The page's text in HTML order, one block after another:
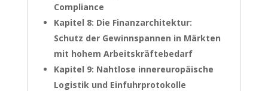
Compliance
Kapitel 8: Die Finanzarchitektur:
Schutz der Gewinnspannen in Märkten
mit hohem Arbeitskräftebedarf
Kapitel 9: Nahtlose innereuropäische
Logistik und Einfuhrprotokolle